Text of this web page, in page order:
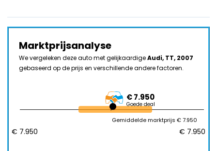
Marktprijsanalyse
We vergeleken deze auto met gelijkaardigeAudi, TT, 2007
gebaseerd op de prijs en verschillende andere factoren.
€ 7.950
Goede deal
Gemiddelde marktprijs € 7.950
€ 7.950 € 7.950